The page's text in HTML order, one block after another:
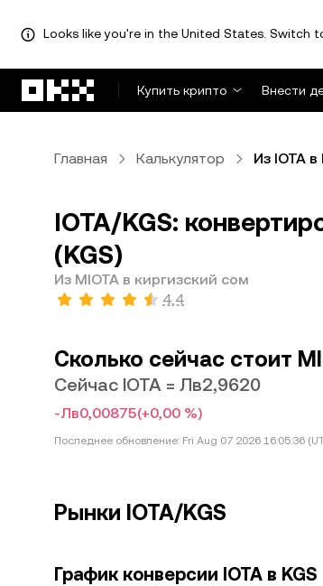
Looks like you're in the United States. Switch
Купить крипто
Внести
Главная Калькулятор Из IOTA в
IOTA/KGS:
(KGS)
Из MIOTA в киргизский сом
4,4
Сколько сейчас стоит
Сейчас IOTA = Лв2,9620
-Лв0,00875(+0,00 %)
Последнее обновление: Fri Aug 07 2026 16:05:36
Рынки IOTA/KGS
График конверсии IOTA в KGS